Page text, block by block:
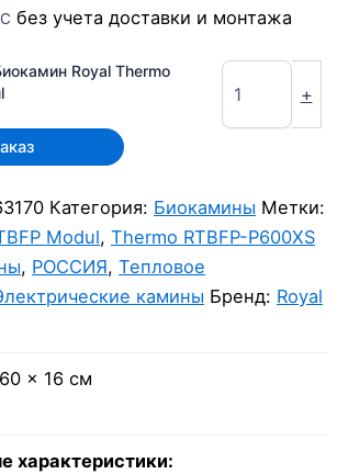
без учета доставки и монтажа
Royal Thermo
+
Категория: Биокамины Метки:
Modul, Thermo RTBFP-P600XS
, РОССИЯ, Тепловое
камины Бренд: Royal
× 16 см
характеристики: